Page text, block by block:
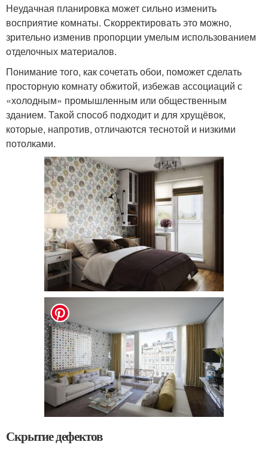
Неудачная планировка может сильно изменить
восприятие комнаты. Скорректировать это можно,
зрительно изменив пропорции умелым использованием
отделочных материалов.
Понимание того, как сочетать обои, поможет сделать
просторную комнату обжитой, избежав ассоциаций с
«холодным» промышленным или общественным
зданием. Такой способ подходит и для хрущёвок,
которые, напротив, отличаются теснотой и низкими
потолками.
Скрытие дефектов